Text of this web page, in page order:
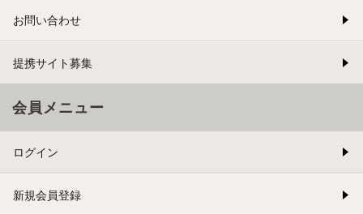
お問い合わせ
提携サイト募集
会員メニュー
ログイン
新規会員登録